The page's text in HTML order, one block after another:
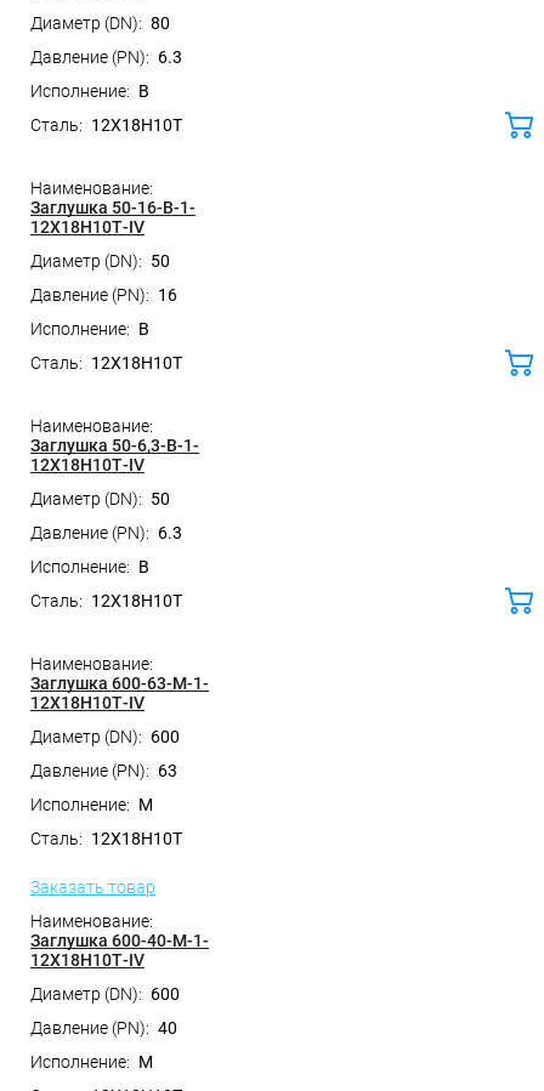
80
6.3
B
12Х18Н10Т
Заглушка 50-16-B-1-
12Х18Н10Т-IV
50
16
B
12Х18Н10Т
Заглушка 50-6,3-B-1-
12Х18Н10Т-IV
50
6.3
B
12Х18Н10Т
Заглушка 600-63-M-1-
12Х18Н10Т-IV
600
63
M
12Х18Н10Т
Заказать товар
Заглушка 600-40-M-1-
12Х18Н10Т-IV
600
40
M